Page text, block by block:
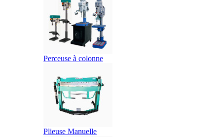
Perceuse à colonne
Plieuse Manuelle